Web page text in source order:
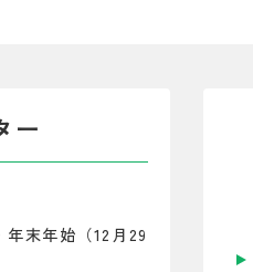
ー
末年始（12月29